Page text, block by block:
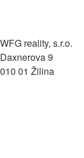
WFG reality, s.r.o.
Daxnerova 9
010 01 Žilina